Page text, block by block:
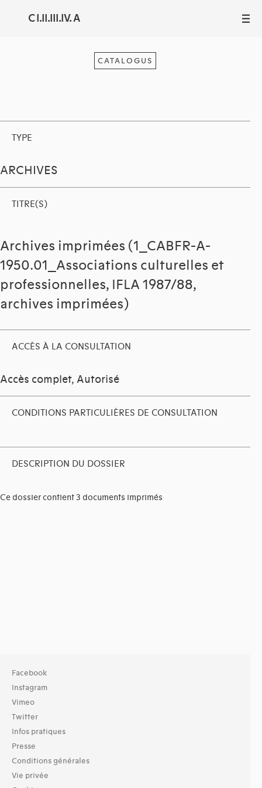
C I.II.III.IV. A III
CATALOGUS
TYPE
ARCHIVES
TITRE(S)
Archives imprimées (1_CABFR-A-
1950.01_Associations culturelles et
professionnelles, IFLA 1987/88,
archives imprimées)
ACCÈS À LA CONSULTATION
Accès complet, Autorisé
CONDITIONS PARTICULIÈRES DE CONSULTATION
DESCRIPTION DU DOSSIER
Ce dossier contient 3 documents imprimés
Facebook
Instagram
Vimeo
Twitter
Infos pratiques
Presse
Conditions générales
Vie privée